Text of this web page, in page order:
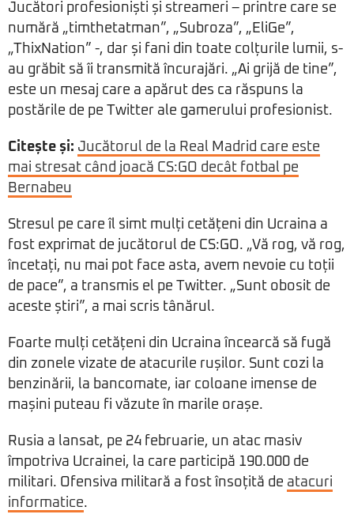
Jucători profesioniști și streameri – printre care se
numără „timthetatman”, „Subroza”, „EliGe”,
„ThixNation” -, dar și fani din toate colțurile lumii, s-
au grăbit să îi transmită încurajări. „Ai grijă de tine”,
este un mesaj care a apărut des ca răspuns la
postările de pe Twitter ale gamerului profesionist.
Citește și: Jucătorul de la Real Madrid care este
mai stresat când joacă CS:GO decât fotbal pe
Bernabeu
Stresul pe care îl simt mulți cetățeni din Ucraina a
fost exprimat de jucătorul de CS:GO. „Vă rog, vă rog,
încetați, nu mai pot face asta, avem nevoie cu toții
de pace”, a transmis el pe Twitter. „Sunt obosit de
aceste știri”, a mai scris tânărul.
Foarte mulți cetățeni din Ucraina încearcă să fugă
din zonele vizate de atacurile rușilor. Sunt cozi la
benzinării, la bancomate, iar coloane imense de
mașini puteau fi văzute în marile orașe.
Rusia a lansat, pe 24 februarie, un atac masiv
împotriva Ucrainei, la care participă 190.000 de
militari. Ofensiva militară a fost însoțită de atacuri
informatice.